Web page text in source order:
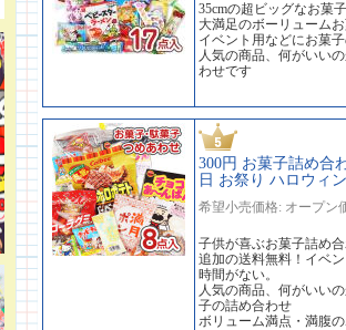
35cmの超ビッグなお菓
大満足のボーリューム
イベント用などにお菓
人気の商品、何がいい
わせです
300円 お菓子詰め合
日 お祭り ハロウィ
希望小売価格: オープン
子供が喜ぶお菓子詰め
追加の送料無料！イベ
時間がない。
人気の商品、何がいい
子の詰め合わせ
ボリューム満点・満腹